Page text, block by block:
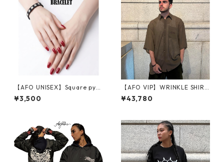
【AFO UNISEX】Square pyra
mid rivets STUDS BELT BRAC
ELET / スタッズ 鋲 ベルト ブ
¥3,500
【AFO VIP】WRINKLE SHIRT
S 半袖シャツ
¥43,780